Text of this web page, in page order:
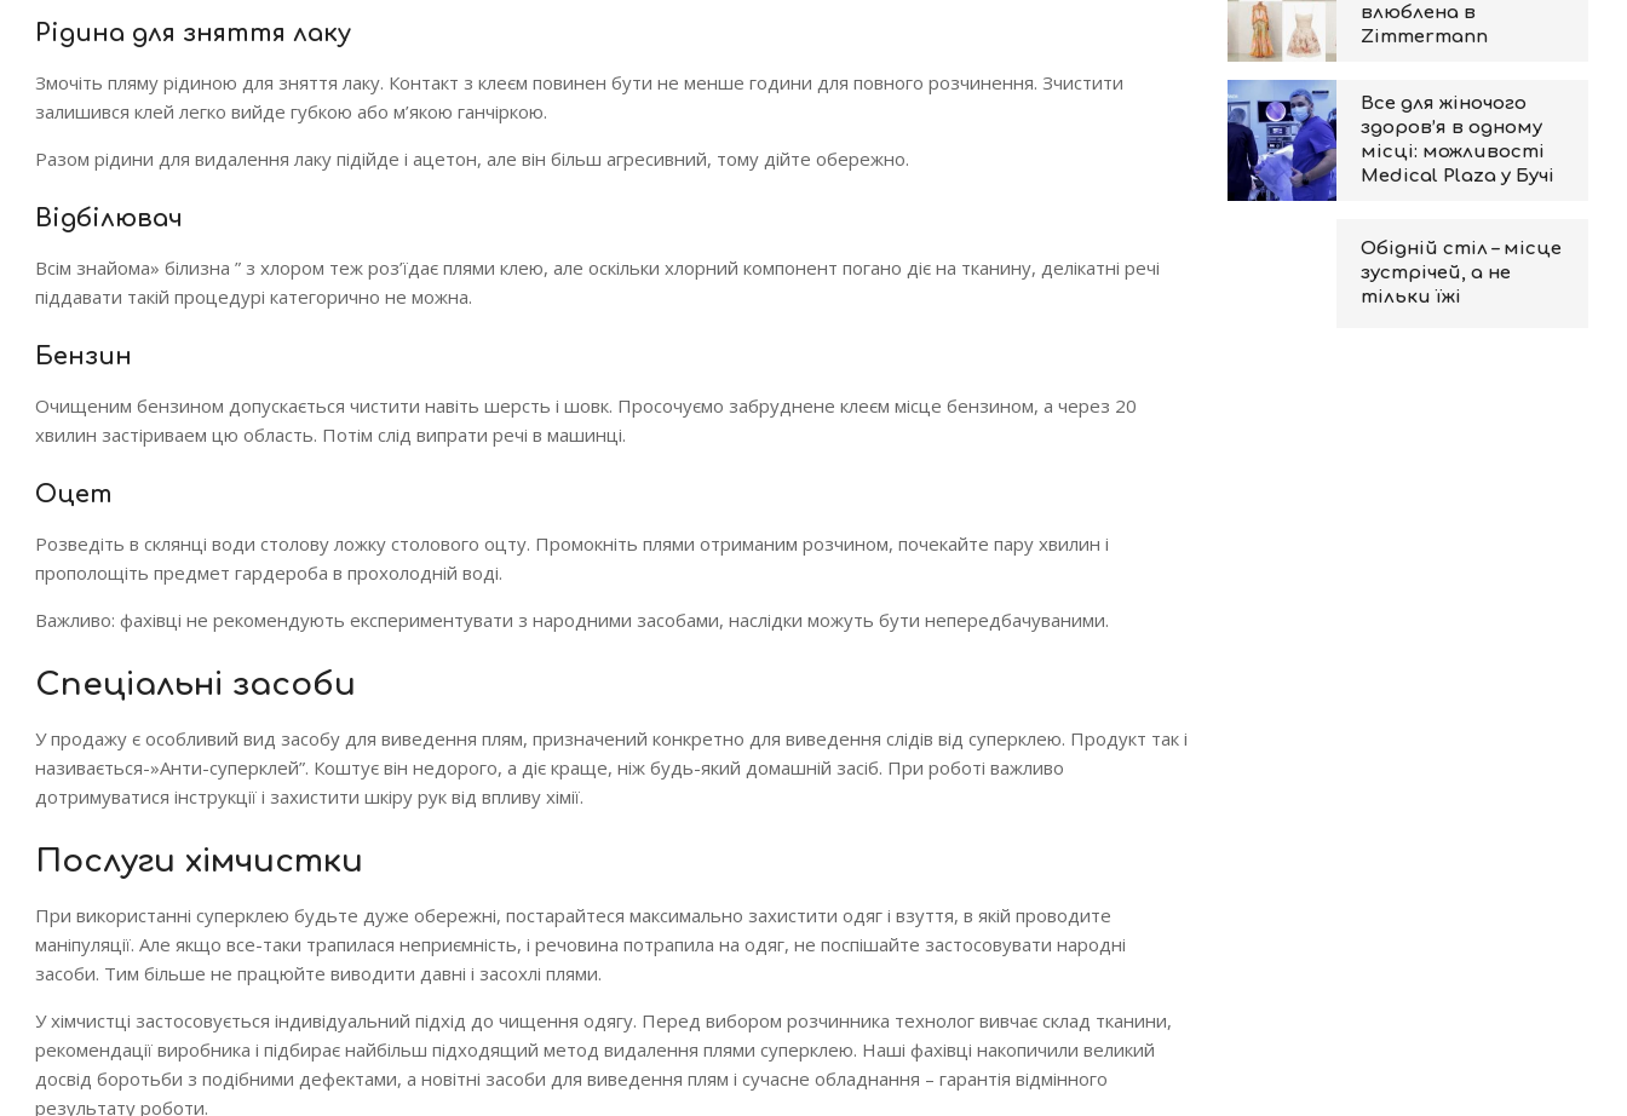
Рідина для зняття лаку
Змочіть пляму рідиною для зняття лаку. Контакт з клеєм повинен бути не менше години для повного розчинення. Зчистити
залишився клей легко вийде губкою або м’якою ганчіркою.
Разом рідини для видалення лаку підійде і ацетон, але він більш агресивний, тому дійте обережно.
Відбілювач
Всім знайома» білизна ” з хлором теж роз’їдає плями клею, але оскільки хлорний компонент погано діє на тканину, делікатні речі
піддавати такій процедурі категорично не можна.
Бензин
Очищеним бензином допускається чистити навіть шерсть і шовк. Просочуємо забруднене клеєм місце бензином, а через 20
хвилин застіриваем цю область. Потім слід випрати речі в машинці.
Оцет
Розведіть в склянці води столову ложку столового оцту. Промокніть плями отриманим розчином, почекайте пару хвилин і
прополощіть предмет гардероба в прохолодній воді.
Важливо: фахівці не рекомендують експериментувати з народними засобами, наслідки можуть бути непередбачуваними.
Спеціальні засоби
У продажу є особливий вид засобу для виведення плям, призначений конкретно для виведення слідів від суперклею. Продукт так і
називається-»Анти-суперклей”. Коштує він недорого, а діє краще, ніж будь-який домашній засіб. При роботі важливо
дотримуватися інструкції і захистити шкіру рук від впливу хімії.
Послуги хімчистки
При використанні суперклею будьте дуже обережні, постарайтеся максимально захистити одяг і взуття, в якій проводите
маніпуляції. Але якщо все-таки трапилася неприємність, і речовина потрапила на одяг, не поспішайте застосовувати народні
засоби. Тим більше не працюйте виводити давні і засохлі плями.
У хімчистці застосовується індивідуальний підхід до чищення одягу. Перед вибором розчинника технолог вивчає склад тканини,
рекомендації виробника і підбирає найбільш підходящий метод видалення плями суперклею. Наші фахівці накопичили великий
досвід боротьби з подібними дефектами, а новітні засоби для виведення плям і сучасне обладнання – гарантія відмінного
результату роботи.
влюблена в
Zimmermann
Все для жіночого
здоров’я в одному
місці: можливості
Medical Plaza у Бучі
Обідній стіл – місце
зустрічей, а не
тільки їжі